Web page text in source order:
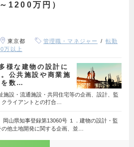
1200万円）
東京都 管理職・マネジャー
転勤
万以上
様な建物の設計に
公共施設や商業施
を数…
施設・流通施設・共同住宅等の企画、設計、監
クライアントとの打合…
山県知事登録第13060号 １．建物の設計・監
他土地開発に関する企画、並…